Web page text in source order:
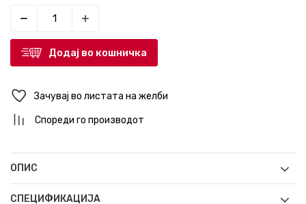
Додај во кошничка
Зачувај во листата на желби
Спореди го производот
ОПИС
СПЕЦИФИКАЦИЈА